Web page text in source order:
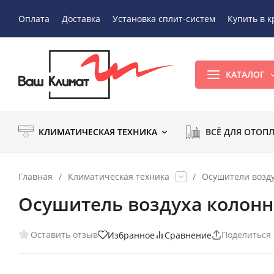
Оплата Доставка Установка сплит-систем Купить в
КАТАЛОГ
КЛИМАТИЧЕСКАЯ ТЕХНИКА ВСЁ ДЛЯ
Главная / Климатическая техника / Осушители
Осушитель воздуха
Оставить отзыв Избранное Сравнение Поделиться